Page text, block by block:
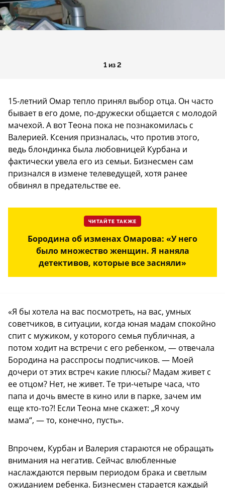
1 из 2
15-летний Омар тепло принял выбор отца. Он часто
бывает в его доме, по-дружески общается с молодой
мачехой. А вот Теона пока не познакомилась с
Валерией. Ксения призналась, что против этого,
ведь блондинка была любовницей Курбана и
фактически увела его из семьи. Бизнесмен сам
признался в измене телеведущей, хотя ранее
обвинял в предательстве ее.
ЧИТАЙТЕ ТАКЖЕ
Бородина об изменах Омарова: «У него
было множество женщин. Я наняла
детективов, которые все засняли»
«Я бы хотела на вас посмотреть, на вас, умных
советчиков, в ситуации, когда юная мадам спокойно
спит с мужиком, у которого семья публичная, а
потом ходит на встречи с его ребенком, — отвечала
Бородина на расспросы подписчиков. — Моей
дочери от этих встреч какие плюсы? Мадам живет с
ее отцом? Нет, не живет. Те три-четыре часа, что
папа и дочь вместе в кино или в парке, зачем им
еще кто-то?! Если Теона мне скажет: „Я хочу
мама“, — то, конечно, пусть».
Впрочем, Курбан и Валерия стараются не обращать
внимания на негатив. Сейчас влюбленные
наслаждаются первым периодом брака и светлым
ожиданием ребенка. Бизнесмен старается каждый